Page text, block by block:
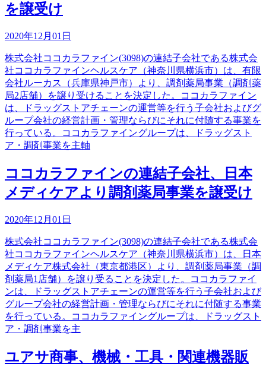
を譲受け
2020年12月01日
株式会社ココカラファイン(3098)の連結子会社である株式会
社ココカラファインヘルスケア（神奈川県横浜市）は、有限
会社ルーカス（兵庫県神戸市）より、調剤薬局事業（調剤薬
局2店舗）を譲り受けることを決定した。ココカラファイン
は、ドラッグストアチェーンの運営等を行う子会社およびグ
ループ会社の経営計画・管理ならびにそれに付随する事業を
行っている。ココカラファイングループは、ドラッグスト
ア・調剤事業を主軸
ココカラファインの連結子会社、日本
メディケアより調剤薬局事業を譲受け
2020年12月01日
株式会社ココカラファイン(3098)の連結子会社である株式会
社ココカラファインヘルスケア（神奈川県横浜市）は、日本
メディケア株式会社（東京都港区）より、調剤薬局事業（調
剤薬局1店舗）を譲り受ることを決定した。ココカラファイ
ンは、ドラッグストアチェーンの運営等を行う子会社および
グループ会社の経営計画・管理ならびにそれに付随する事業
を行っている。ココカラファイングループは、ドラッグスト
ア・調剤事業を主
ユアサ商事、機械・工具・関連機器販